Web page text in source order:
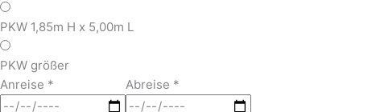
PKW 1,85m H x 5,00m L
PKW größer
Anreise * Abreise *